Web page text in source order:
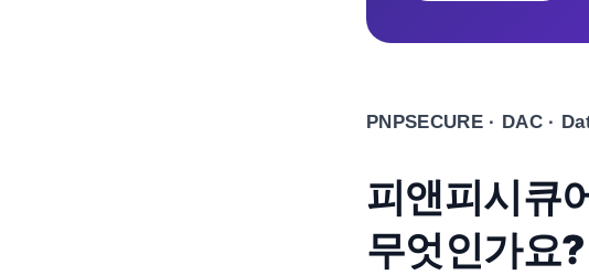
PNPSECURE · DAC ·
피앤피시큐
무엇인가요?